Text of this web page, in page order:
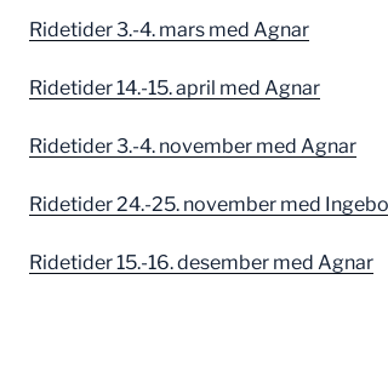
Ridetider 3.-4. mars med Agnar
Ridetider 14.-15. april med Agnar
Ridetider 3.-4. november med Agnar
Ridetider 24.-25. november med
Ridetider 15.-16. desember med Agnar